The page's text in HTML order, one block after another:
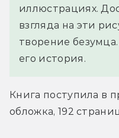
иллюстрациях.
взгляда на эти
творение
его история.
Книга поступила в
обложка, 192